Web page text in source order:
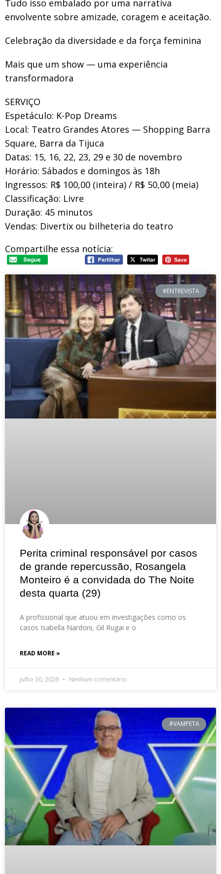
Tudo isso embalado por uma narrativa
envolvente sobre amizade, coragem e aceitação.
Celebração da diversidade e da força feminina
Mais que um show — uma experiência
transformadora
SERVIÇO
Espetáculo: K-Pop Dreams
Local: Teatro Grandes Atores — Shopping Barra
Square, Barra da Tijuca
Datas: 15, 16, 22, 23, 29 e 30 de novembro
Horário: Sábados e domingos às 18h
Ingressos: R$ 100,00 (inteira) / R$ 50,00 (meia)
Classificação: Livre
Duração: 45 minutos
Vendas: Divertix ou bilheteria do teatro
Compartilhe essa notícia:
#ENTREVISTA
Perita criminal responsável por casos
de grande repercussão, Rosangela
Monteiro é a convidada do The Noite
desta quarta (29)
A profissional que atuou em investigações como os
casos Isabella Nardoni, Gil Rugai e o
READ MORE »
julho 30, 2026 Nenhum comentário
#VAMPETA